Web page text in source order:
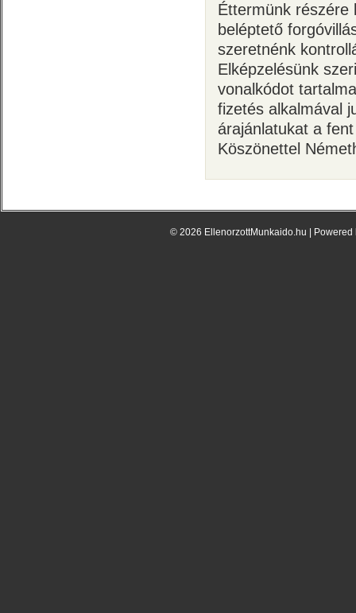
Éttermünk részére
beléptető
szeretnénk
Elképzelésünk
vonalkódot
fizetés alkalmával
árajánlatukat a
Köszönettel
© 2026 EllenorzottMunkaido.hu |